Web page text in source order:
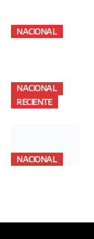
NACIONAL
NACIONAL
RECIENTE
NACIONAL